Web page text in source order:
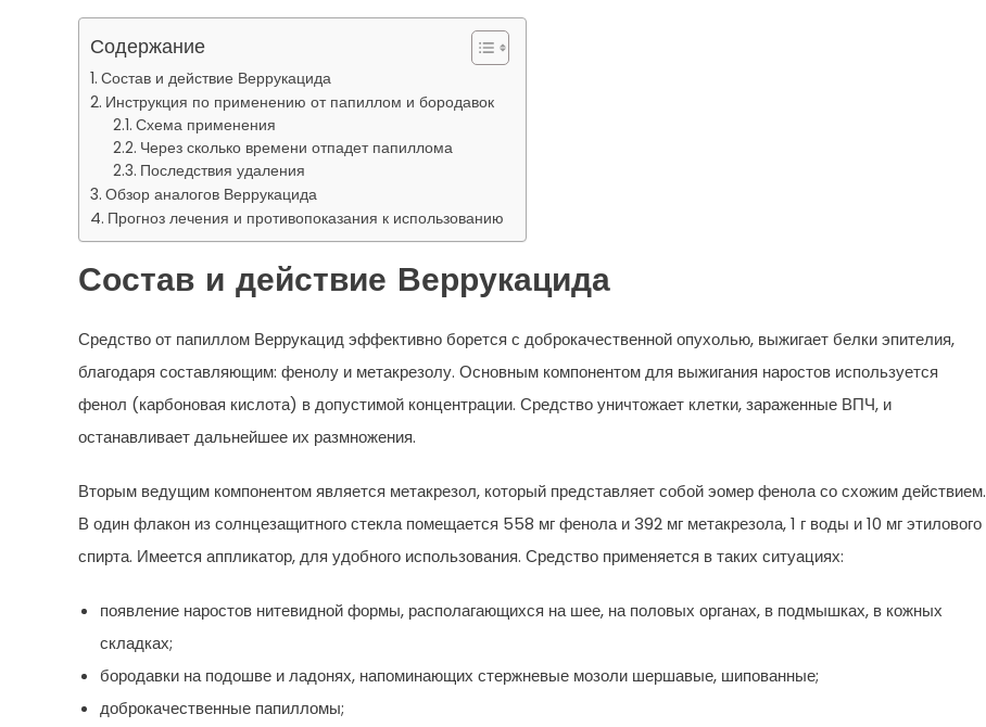
Содержание
Состав и действие Веррукацида
Инструкция по применению от папиллом и бородавок
Схема применения
Через сколько времени отпадет папиллома
Последствия удаления
Обзор аналогов Веррукацида
Прогноз лечения и противопоказания к использованию
Состав и действие Веррукацида
Средство от папиллом Веррукацид эффективно борется с доброкачественной опухолью, выжигает белки эпителия,
благодаря составляющим: фенолу и метакрезолу. Основным компонентом для выжигания наростов используется
фенол (карбоновая кислота) в допустимой концентрации. Средство уничтожает клетки, зараженные ВПЧ, и
останавливает дальнейшее их размножения.
Вторым ведущим компонентом является метакрезол, который представляет собой эомер фенола со схожим действием.
В один флакон из солнцезащитного стекла помещается 558 мг фенола и 392 мг метакрезола, 1 г воды и 10 мг этилового
спирта. Имеется аппликатор, для удобного использования. Средство применяется в таких ситуациях:
появление наростов нитевидной формы, располагающихся на шее, на половых органах, в подмышках, в кожных
складках;
бородавки на подошве и ладонях, напоминающих стержневые мозоли шершавые, шипованные;
доброкачественные папилломы;